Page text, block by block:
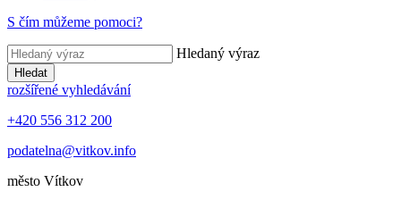
S čím můžeme pomoci?
Hledaný výraz
Hledat
rozšířené vyhledávání
+420 556 312 200
podatelna@vitkov.info
město Vítkov